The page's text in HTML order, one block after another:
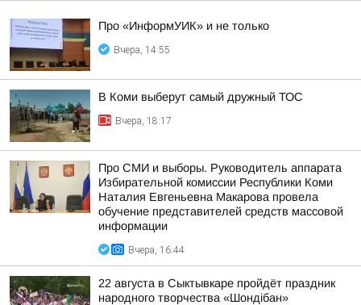
Про «ИнформУИК» и не только
Вчера, 14:55
В Коми выберут самый дружный ТОС
Вчера, 18:17
Про СМИ и выборы. Руководитель аппарата
Избирательной комиссии Республики Коми
Наталия Евгеньевна Макарова провела
обучение представителей средств массовой
информации
Вчера, 16:44
22 августа в Сыктывкаре пройдёт праздник
народного творчества «Шондібан»